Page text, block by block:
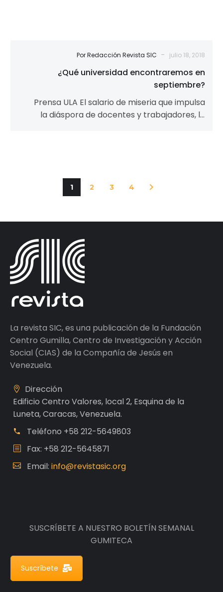
Por Redacción Revista SIC - julio 18, 2018
¿Qué universidad encontraremos en
septiembre?
Prensa ULA El salario de miseria que impulsa
la diáspora de docentes y trabajadores, la
1 2 3 4
La revista SIC, es una publicación de la Fundación
Centro Gumilla, Centro de Investigación y Acción
Social (CIAS) de la Compañía de Jesús en
Venezuela.
Dirección
Edificio Centro Valores, local 2, Esquina de la
Luneta, Caracas, Venezuela.
Teléfono +58 212-5649803
Fax: +58 212-5645871
Email: info@revistasic.org
SUSCRÍBETE A NUESTRO BOLETÍN SEMANAL
GUMITECA
Suscríbete